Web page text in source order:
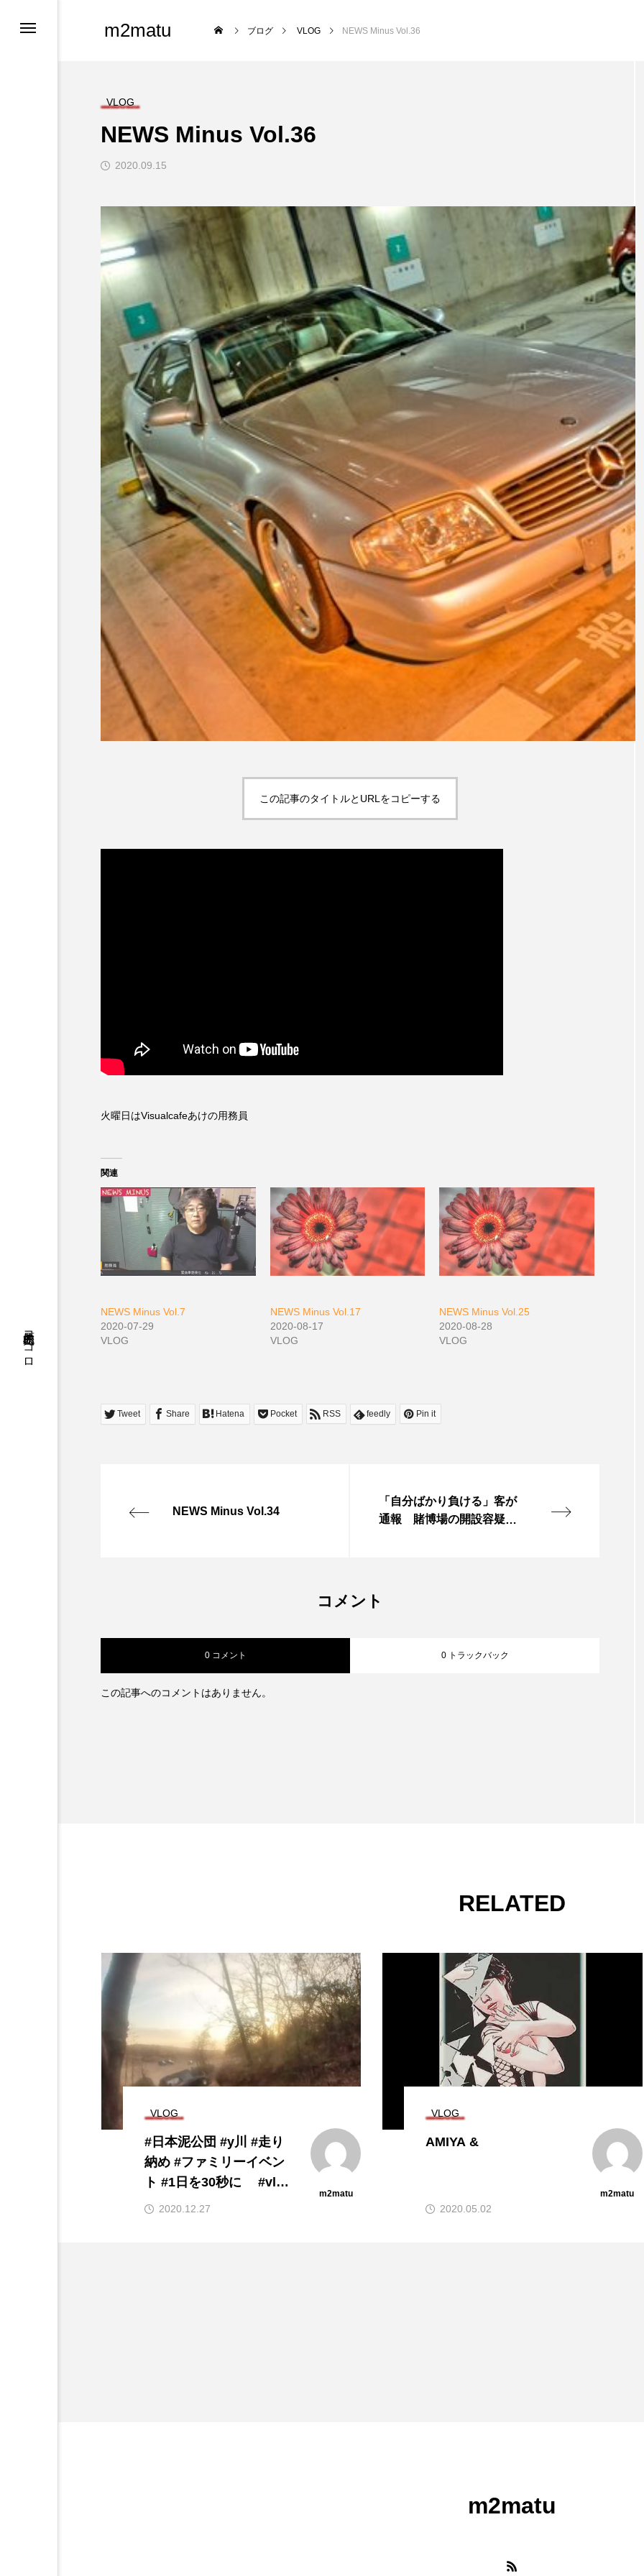
松原充久的ココロ
m2matu ブログ VLOG NEWS Minus Vol.36
VLOG
NEWS Minus Vol.36
2020.09.15
この記事のタイトルとURLをコピーする
火曜日はVisualcafeあけの用務員
関連
NEWS Minus Vol.7
2020-07-29
VLOG
NEWS Minus Vol.17
2020-08-17
VLOG
NEWS Minus Vol.25
2020-08-28
VLOG
Tweet Share Hatena Pocket RSS feedly Pin it
NEWS Minus Vol.34
「自分ばかり負ける」客が
通報 賭博場の開設容疑で
コメント
0 コメント 0 トラックバック
この記事へのコメントはありません。
RELATED
VLOG
AMIYA &
m2matu
2020.05.02
VLOG
2020-05-18/2 Day and D
m2matu
2020.05.18
m2matu